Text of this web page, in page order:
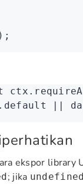
ctx
||
ekspor library
; jika undefined